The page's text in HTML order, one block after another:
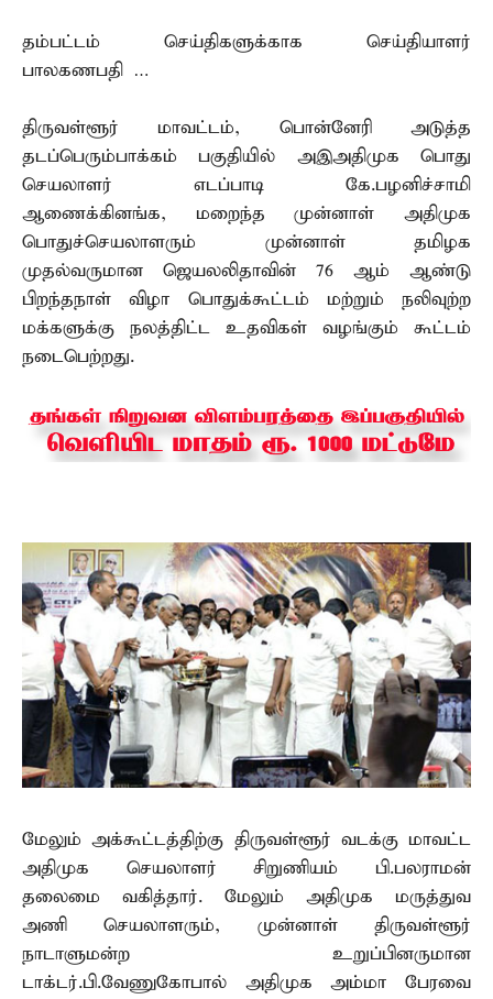
தம்பட்டம் செய்திகளுக்காக செய்தியாளர்
பாலகணபதி …
திருவள்ளூர் மாவட்டம், பொன்னேரி அடுத்த
தடப்பெரும்பாக்கம் பகுதியில் அஇஅதிமுக பொது
செயலாளர் எடப்பாடி கே.பழனிச்சாமி
ஆணைக்கினங்க, மறைந்த முன்னாள் அதிமுக
பொதுச்செயலாளரும் முன்னாள் தமிழக
முதல்வருமான ஜெயலலிதாவின் 76 ஆம் ஆண்டு
பிறந்தநாள் விழா பொதுக்கூட்டம் மற்றும் நலிவுற்ற
மக்களுக்கு நலத்திட்ட உதவிகள் வழங்கும் கூட்டம்
நடைபெற்றது.
மேலும் அக்கூட்டத்திற்கு திருவள்ளூர் வடக்கு மாவட்ட
அதிமுக செயலாளர் சிறுணியம் பி.பலராமன்
தலைமை வகித்தார். மேலும் அதிமுக மருத்துவ
அணி செயலாளரும், முன்னாள் திருவள்ளூர்
நாடாளுமன்ற உறுப்பினருமான
டாக்டர்.பி.வேணுகோபால் அதிமுக அம்மா பேரவை